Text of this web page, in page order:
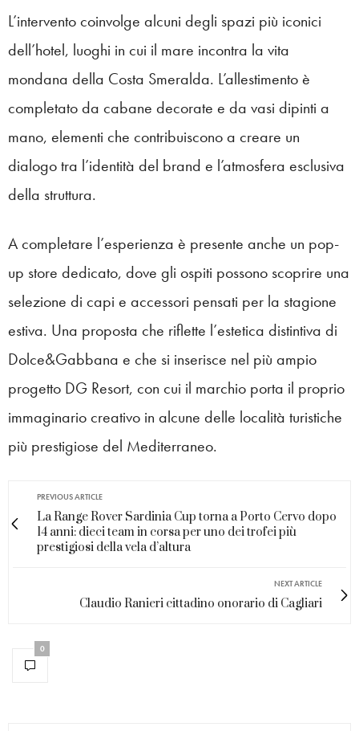
L’intervento coinvolge alcuni degli spazi più iconici
dell’hotel, luoghi in cui il mare incontra la vita
mondana della Costa Smeralda. L’allestimento è
completato da cabane decorate e da vasi dipinti a
mano, elementi che contribuiscono a creare un
dialogo tra l’identità del brand e l’atmosfera esclusiva
della struttura.
A completare l’esperienza è presente anche un pop-
up store dedicato, dove gli ospiti possono scoprire una
selezione di capi e accessori pensati per la stagione
estiva. Una proposta che riflette l’estetica distintiva di
Dolce&Gabbana e che si inserisce nel più ampio
progetto DG Resort, con cui il marchio porta il proprio
immaginario creativo in alcune delle località turistiche
più prestigiose del Mediterraneo.
PREVIOUS ARTICLE
La Range Rover Sardinia Cup torna a Porto Cervo dopo
14 anni: dieci team in corsa per uno dei trofei più
prestigiosi della vela d’altura
NEXT ARTICLE
Claudio Ranieri cittadino onorario di Cagliari
0